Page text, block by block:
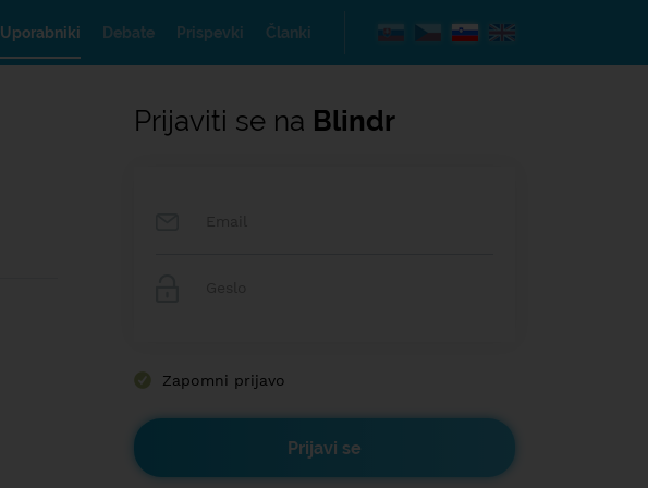
Uporabniki Debate Prispevki Članki
Prijaviti se na Blindr
Zapomni prijavo